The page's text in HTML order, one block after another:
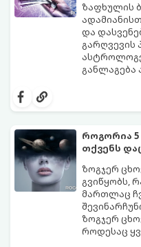
ზაფხულის
და
გარღვევის
განლაგება
ზოდიაქოს
შორის,
როგორია 5
თქვენს
ზოგჯერ
გვიწყობს,
მართლაც
ზოგჯერ
როდესაც